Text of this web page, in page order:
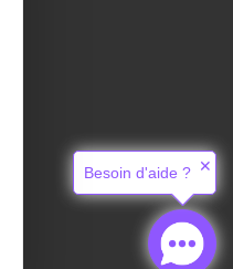
Besoin d'aide ? ✕